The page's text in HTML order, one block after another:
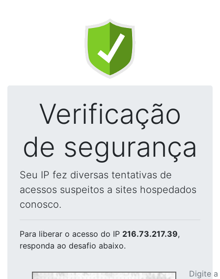
Verificação
de segurança
Seu IP fez diversas tentativas de
acessos suspeitos a sites hospedados
conosco.
Para liberar o acesso do IP 216.73.217.39,
responda ao desafio abaixo.
Digite